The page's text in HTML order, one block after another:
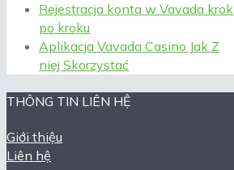
Rejestracja konta w Vavada krok
po kroku
Aplikacja Vavada Casino Jak Z
niej Skorzystać
THÔNG TIN LIÊN HỆ
Giới thiệu
Liên hệ